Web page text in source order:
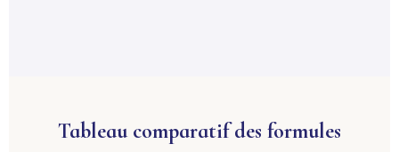
Tableau comparatif des formules